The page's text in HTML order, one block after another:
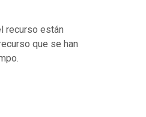
recurso están
que se han